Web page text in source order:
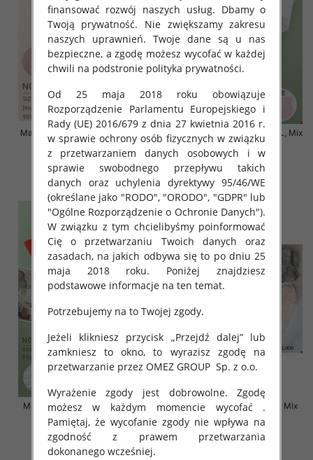
Majtki damskie Roz 4XL-5XL, Mix
kolor Paczka 24 szt
8.00 zł
szczegóły
Majtki damskie Roz 4XL-6XL, Mix
kolor Paczka 24 szt
8.00 zł
szczegóły
Majtki damskie Roz XL-2XL, Mix
kolor Paczka 24 szt
6.00 zł
szczegóły
Majtki damskie Roz S-2XL, Mix
kolor Paczka 24 szt
5.80 zł
finansować rozwój naszych usług. Dbamy o
Twoją prywatność. Nie zwiększamy zakresu
naszych uprawnień. Twoje dane są u nas
bezpieczne, a zgodę możesz wycofać w każdej
chwili na podstronie polityka prywatności.
Od 25 maja 2018 roku obowiązuje
Rozporządzenie Parlamentu Europejskiego i
Rady (UE) 2016/679 z dnia 27 kwietnia 2016 r.
w sprawie ochrony osób fizycznych w związku
z przetwarzaniem danych osobowych i w
sprawie swobodnego przepływu takich
danych oraz uchylenia dyrektywy 95/46/WE
(określane jako "RODO", "ORODO", "GDPR" lub
"Ogólne Rozporządzenie o Ochronie Danych").
W związku z tym chcielibyśmy poinformować
Cię o przetwarzaniu Twoich danych oraz
zasadach, na jakich odbywa się to po dniu 25
maja 2018 roku. Poniżej znajdziesz
podstawowe informacje na ten temat.
Potrzebujemy na to Twojej zgody.
Jeżeli klikniesz przycisk „Przejdź dalej” lub
zamkniesz to okno, to wyrazisz zgodę na
przetwarzanie przez OMEZ GROUP Sp. z o.o.
Wyrażenie zgody jest dobrowolne. Zgodę
możesz w każdym momencie wycofać .
Pamiętaj, że wycofanie zgody nie wpływa na
zgodność z prawem przetwarzania
dokonanego wcześniej.